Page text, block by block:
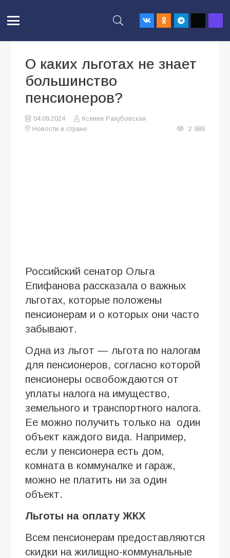
О каких льготах не знает
большинство
пенсионеров?
04.09.2024
Ксения Рахубовская
Новости в стране
2 989
Российский сенатор Ольга
Епифанова рассказала о важных
льготах, которые положены
пенсионерам и о которых они часто
забывают.
Одна из льгот — льгота по налогам
для пенсионеров, согласно которой
пенсионеры освобождаются от
уплаты налога на имущество,
земельного и транспортного налога.
Ее можно получить только на один
объект каждого вида. Например,
если у пенсионера есть дом,
комната в коммуналке и гараж,
можно не платить ни за один
объект.
Льготы на оплату ЖКХ
Всем пенсионерам предоставляются
скидки на жилищно-коммунальные